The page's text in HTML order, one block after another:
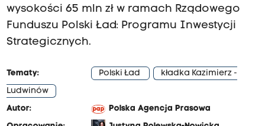
wysokości 65 mln zł w ramach Rządowego
Funduszu Polski Ład: Programu Inwestycji
Strategicznych.
Tematy: Polski Ład
kładka Kazimierz -
Ludwinów
Autor:
Polska Agencja Prasowa